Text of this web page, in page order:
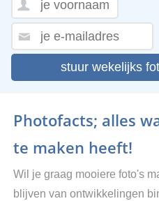
stuur wekelijks
Photofacts; alles
te maken heeft!
Wil je graag mooiere foto's
blijven van ontwikkelingen